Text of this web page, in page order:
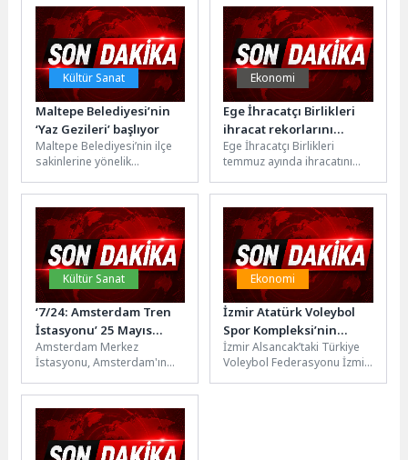
Kültür Sanat
Maltepe Belediyesi’nin
‘Yaz Gezileri’ başlıyor
Maltepe Belediyesi’nin ilçe
sakinlerine yönelik
kültür gezileri yaz
mevsiminde de devam...
Ekonomi
Ege İhracatçı Birlikleri
ihracat rekorlarını
otomatiğe bağladı
Ege İhracatçı Birlikleri
temmuz ayında ihracatını
634 milyon dolardan 1...
Kültür Sanat
‘7/24: Amsterdam Tren
İstasyonu’ 25 Mayıs
Pazartesi 22.00’de
National Geographic
Ekranlarında Başlıyor!
Amsterdam Merkez
İstasyonu, Amsterdam'ın
tanımlanıyor. Dünyanın dört
bir yanından gelen
turistlerden...
Ekonomi
İzmir Atatürk Voleybol
Spor Kompleksi’nin
İklimlendirme
Altyapısında Form
Endüstri Ürünleri Tercih
İzmir Alsancak’taki Türkiye
Voleybol Federasyonu İzmir